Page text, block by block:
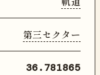
第三セクター
36.781865